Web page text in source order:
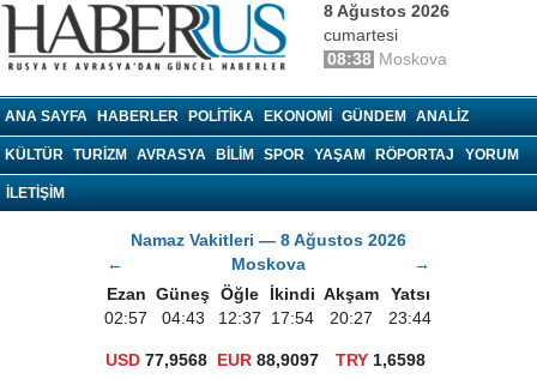
8 Ağustos 2026
cumartesi
08:38 Moskova
ANA SAYFA HABERLER POLITIKA EKONOMI GÜNDEM ANALIZ
KÜLTÜR TURIZM AVRASYA BILIM SPOR YAŞAM RÖPORTAJ YORUM
İLETİŞİM
Namaz Vakitleri — 8 Ağustos 2026
←
Moskova
→
Ezan Güneş Öğle İkindi Akşam
Yatsı
02:57
04:43 12:37 17:54 20:27 23:44
USD 77,9568 EUR 88,9097 TRY1,6598